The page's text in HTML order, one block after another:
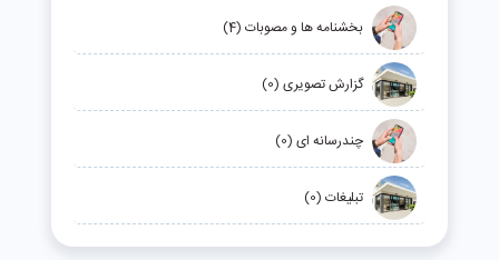
بخشنامه ها و مصوبات (4)
گزارش تصویری (0)
چندرسانه ای (0)
تبلیغات (0)